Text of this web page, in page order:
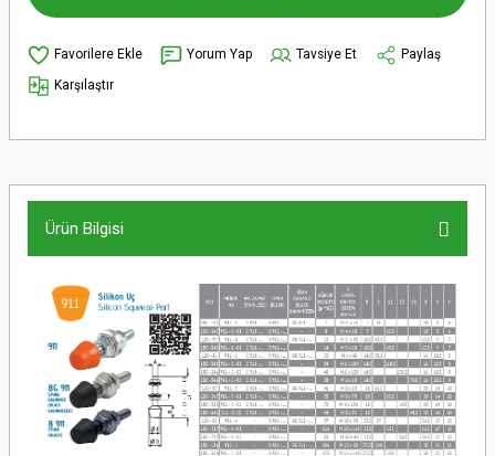
Yorum Yap Tavsiye Et
Paylaş
Karşılaştır
Ürün Bilgisi